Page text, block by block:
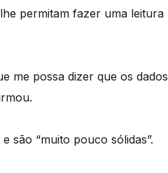
permitam fazer uma leitura
me possa dizer que os dados
são “muito pouco sólidas”.